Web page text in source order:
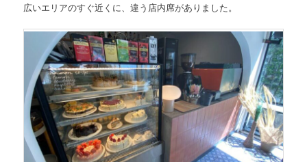
広いエリアのすぐ近くに、違う店内席がありました。